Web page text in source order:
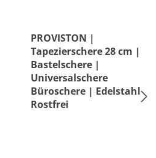
PROVISTON |
Tapezierschere 28 cm |
Bastelschere |
Universalschere
Büroschere | Edelstahl
Rostfrei